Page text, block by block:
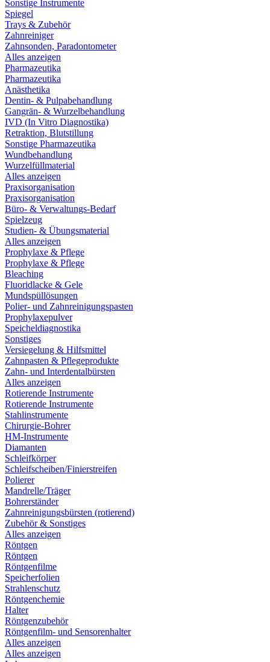
Sonstige Instrumente
Spiegel
Trays & Zubehör
Zahnreiniger
Zahnsonden, Paradontometer
Alles anzeigen
Pharmazeutika
Pharmazeutika
Anästhetika
Dentin- & Pulpabehandlung
Gangrän- & Wurzelbehandlung
IVD (In Vitro Diagnostika)
Retraktion, Blutstillung
Sonstige Pharmazeutika
Wundbehandlung
Wurzelfüllmaterial
Alles anzeigen
Praxisorganisation
Praxisorganisation
Büro- & Verwaltungs-Bedarf
Spielzeug
Studien- & Übungsmaterial
Alles anzeigen
Prophylaxe & Pflege
Prophylaxe & Pflege
Bleaching
Fluoridlacke & Gele
Mundspüllösungen
Polier- und Zahnreinigungspasten
Prophylaxepulver
Speicheldiagnostika
Sonstiges
Versiegelung & Hilfsmittel
Zahnpasten & Pflegeprodukte
Zahn- und Interdentalbürsten
Alles anzeigen
Rotierende Instrumente
Rotierende Instrumente
Stahlinstrumente
Chirurgie-Bohrer
HM-Instrumente
Diamanten
Schleifkörper
Schleifscheiben/Finierstreifen
Polierer
Mandrelle/Träger
Bohrerständer
Zahnreinigungsbürsten (rotierend)
Zubehör & Sonstiges
Alles anzeigen
Röntgen
Röntgen
Röntgenfilme
Speicherfolien
Strahlenschutz
Röntgenchemie
Halter
Röntgenzubehör
Röntgenfilm- und Sensorenhalter
Alles anzeigen
Alles anzeigen